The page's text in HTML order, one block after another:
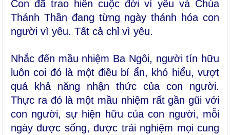
Con đã trao hiến cuộc đời vì yêu và Chúa
Thánh Thần đang từng ngày thánh hóa con
người vì yêu. Tất cả chỉ vì yêu.
Nhắc đến mầu nhiệm Ba Ngôi, người tín hữu
luôn coi đó là một điều bí ẩn, khó hiểu, vượt
quá khả năng nhận thức của con người.
Thực ra đó là một mầu nhiệm rất gần gũi với
con người, sự hiện hữu của con người, mỗi
ngày được sống, được trải nghiệm mọi cung